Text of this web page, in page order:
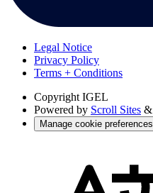
Legal Notice
Privacy Policy
Terms + Conditions
Copyright IGEL
Powered by Scroll Sites &
Manage cookie preferences